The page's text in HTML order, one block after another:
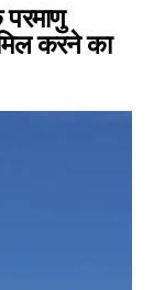
करने का